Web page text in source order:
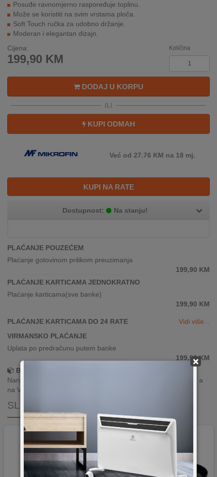
KUPOVINA
NA
RATE
REKLAMACIJA
SERVIS
NAMA
KUPITI?
INOSTRANSTVA
DIGITALIS
×
Posuđe ravnomjerno raspoređuje toplinu.
Može se koristiti na svim vrstama ploča.
Soft Touch ručka za udobno držanje.
Moderan i elegantan dizajn.
Cijena:
199,90 KM
Količina
DODAJ U KORPU
ILI
KUPI ODMAH
Već od 27.76 KM na 18 mj.
KUPI NA RATE
Dostupnost: Na stanju!
PLAĆANJE POUZEĆEM
Plaćanje gotovinom prilikom preuzimanja
199,90 KM
PLAĆANJE KARTICAMA JEDNOKRATNO
Plaćanje karticama(sve banke)
199,90 KM
PLAĆANJE KARTICAMA DO 24 RATE
Vidi više...
VIRMANSKO PLAĆANJE
Uplata po predračunu putem banke
199,90KM
Brza dostava!
Narudžbe zaprimljene radnim danima do 13h šaljemo isti dan, a
na Vašoj adresi paket je već za 24–48h.
SLIČNI PROIZVODI